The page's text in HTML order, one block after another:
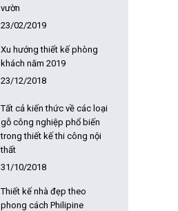
vườn
23/02/2019
Xu hướng thiết kế phòng
khách năm 2019
23/12/2018
Tất cả kiến thức về các loại
gỗ công nghiệp phổ biến
trong thiết kế thi công nội
thất
31/10/2018
Thiết kế nhà đẹp theo
phong cách Philipine